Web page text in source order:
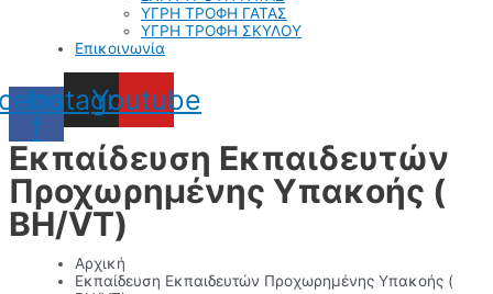
ΥΓΡΗ ΤΡΟΦΗ ΓΑΤΑΣ
ΥΓΡΗ ΤΡΟΦΗ ΣΚΥΛΟΥ
Επικοινωνία
f
Instagram
Youtube
Εκπαίδευση Εκπαιδευτών
Προχωρημένης Υπακοής (
BH/VT)
Αρχική
Εκπαίδευση Εκπαιδευτών Προχωρημένης Υπακοής (